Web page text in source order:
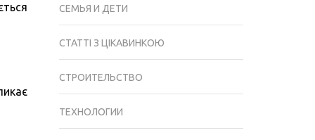
СЕМЬЯ И ДЕТИ
СТАТТІ З ЦІКАВИНКОЮ
СТРОИТЕЛЬСТВО
ТЕХНОЛОГИИ